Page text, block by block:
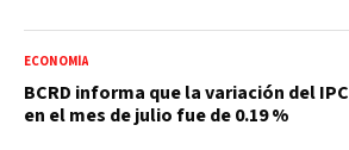
ECONOMÍA
BCRD informa que la variación del IPC
en el mes de julio fue de 0.19 %